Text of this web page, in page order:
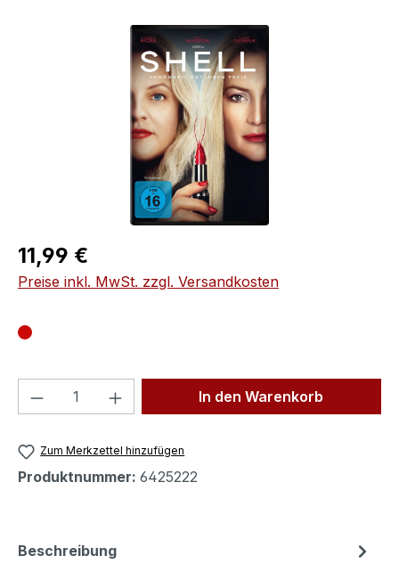
Bildergalerie überspringen
Regulärer Preis:
11,99 €
Preise inkl. MwSt. zzgl. Versandkosten
Produkt Anzahl: Gib denIn den Warenkorb
Zum Merkzettel hinzufügen
Produktnummer: 6425222
Beschreibung